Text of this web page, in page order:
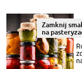
Zamknij
na